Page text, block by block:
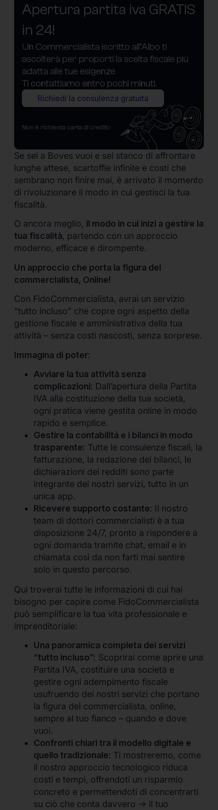
Apertura partita iva GRATIS
in 24!
Un Commercialista iscritto all’Albo ti
ascolterà per proporti la scelta fiscale più
adatta alle tue esigenze
Ti contattiamo entro pochi minuti.
Richiedi la consulenza gratuita
Non è richiesta carta di credito
Se sei a Boves vuoi e sei stanco di affrontare
lunghe attese, scartoffie infinite e costi che
sembrano non finire mai, è arrivato il momento
di rivoluzionare il modo in cui gestisci la tua
fiscalità.
O ancora meglio, il modo in cui inizi a gestire la
tua fiscalità, partendo con un approccio
moderno, efficace e dirompente.
Un approccio che porta la figura del
commercialista, Online!
Con FidoCommercialista, avrai un servizio
“tutto incluso” che copre ogni aspetto della
gestione fiscale e amministrativa della tua
attività – senza costi nascosti, senza sorprese.
Immagina di poter:
Avviare la tua attività senza
complicazioni: Dall’apertura della Partita
IVA alla costituzione della tua società,
ogni pratica viene gestita online in modo
rapido e semplice.
Gestire la contabilità e i bilanci in modo
trasparente: Tutte le consulenze fiscali, la
fatturazione, la redazione dei bilanci, le
dichiarazioni dei redditi sono parte
integrante dei nostri servizi, tutto in un
unica app.
Ricevere supporto costante: Il nostro
team di dottori commercialisti è a tua
disposizione 24/7, pronto a rispondere a
ogni domanda tramite chat, email e in
chiamata così da non farti mai sentire
solo in questo percorso.
Qui troverai tutte le informazioni di cui hai
bisogno per capire come FidoCommercialista
può semplificare la tua vita professionale e
imprenditoriale:
Una panoramica completa dei servizi
“tutto incluso”: Scoprirai come aprire una
Partita IVA, costituire una società e
gestire ogni adempimento fiscale
usufruendo dei nostri servizi che portano
la figura del commercialista, online,
sempre al tuo fianco – quando e dove
vuoi.
Confronti chiari tra il modello digitale e
quello tradizionale: Ti mostreremo, come
il nostro approccio tecnologico riduca
costi e tempi, offrendoti un risparmio
concreto e permettendoti di concentrarti
su ciò che conta davvero -> il tuo